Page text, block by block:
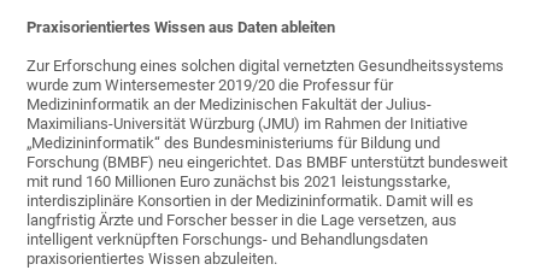
Praxisorientiertes Wissen aus Daten ableiten
Zur Erforschung eines solchen digital vernetzten Gesundheitssystems
wurde zum Wintersemester 2019/20 die Professur für
Medizininformatik an der Medizinischen Fakultät der Julius-
Maximilians-Universität Würzburg (JMU) im Rahmen der Initiative
„Medizininformatik“ des Bundesministeriums für Bildung und
Forschung (BMBF) neu eingerichtet. Das BMBF unterstützt bundesweit
mit rund 160 Millionen Euro zunächst bis 2021 leistungsstarke,
interdisziplinäre Konsortien in der Medizininformatik. Damit will es
langfristig Ärzte und Forscher besser in die Lage versetzen, aus
intelligent verknüpften Forschungs- und Behandlungsdaten
praxisorientiertes Wissen abzuleiten.